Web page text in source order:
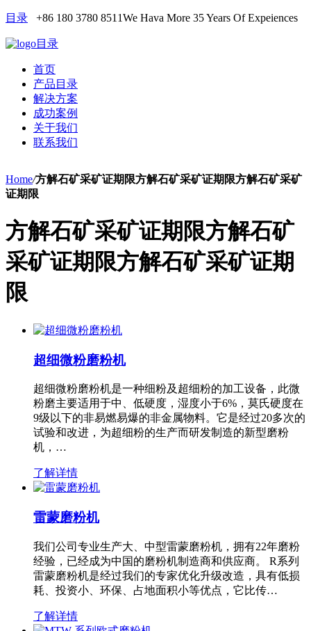
目录 +86 180 3780 8511We Hava More 35 Years Of Expeiences
目录
首页
产品目录
解决方案
成功案例
关于我们
联系我们
Home/方解石矿采矿证期限方解石矿采矿证期限方解石矿采矿
证期限
方解石矿采矿证期限方解石矿
采矿证期限方解石矿采矿证期
限
超细微粉磨粉机
超细微粉磨粉机是一种细粉及超细粉的加工设备，此微
粉磨主要适用于中、低硬度，湿度小于6%，莫氏硬度在
9级以下的非易燃易爆的非金属物料。它是经过20多次的
试验和改进，为超细粉的生产而研发制造的新型磨粉
机，…
了解详情
雷蒙磨粉机
我们公司专业生产大、中型雷蒙磨粉机，拥有22年磨粉
经验，已经成为中国的磨粉机制造商和供应商。 R系列
雷蒙磨粉机是经过我们的专家优化升级改造，具有低损
耗、投资小、环保、占地面积小等优点，它比传…
了解详情